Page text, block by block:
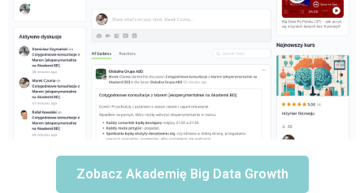
Zobacz Akademię Big Data Growth